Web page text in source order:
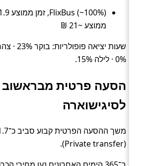
ממוצע ~21 ₪
0% · לילה 15%.
הסעה פרטית מבראשוב
לסיגישוארה
(Private transfer).